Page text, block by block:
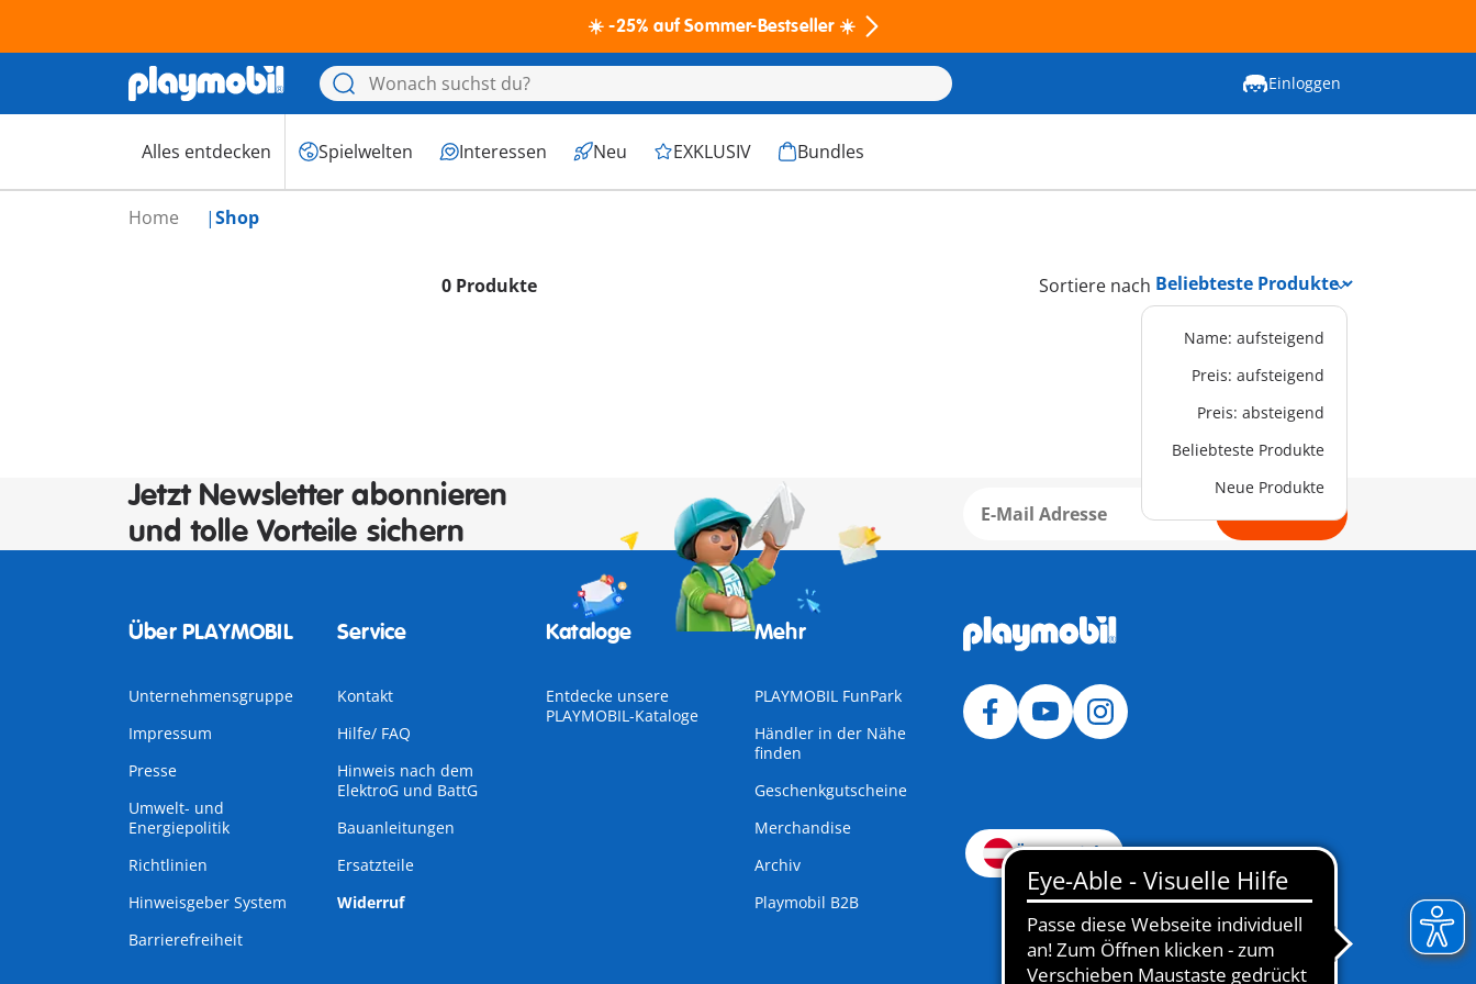
☀️ -25% auf Sommer-Bestseller ☀️
Einloggen
Alles entdecken Spielwelten Interessen Neu EXKLUSIV Bundles
Home Shop
0 Produkte Sortiere nach
Name: aufsteigend
Preis: aufsteigend
Preis: absteigend
Beliebteste Produkte
Neue Produkte
Jetzt Newsletter abonnieren
und tolle Vorteile sichern
Anmelden
Über PLAYMOBIL
Unternehmensgruppe
Impressum
Presse
Umwelt- und
Energiepolitik
Richtlinien
Hinweisgeber System
Barrierefreiheit
Service
Kontakt
Hilfe/ FAQ
Hinweis nach dem
ElektroG und BattG
Bauanleitungen
Ersatzteile
Widerruf
Kataloge
Entdecke unsere
PLAYMOBIL-Kataloge
Mehr
PLAYMOBIL FunPark
Händler in der Nähe
finden
Geschenkgutscheine
Merchandise
Archiv
Playmobil B2B
Österreich